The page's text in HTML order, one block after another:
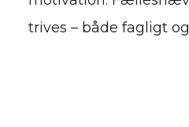
trives – både fagligt